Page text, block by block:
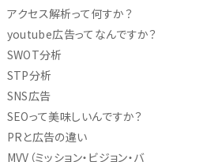
アクセス解析って何すか？
youtube広告ってなんですか？
SWOT分析
STP分析
SNS広告
SEOって美味しいんですか？
PRと広告の違い
MVV（ミッション・ビジョン・バ